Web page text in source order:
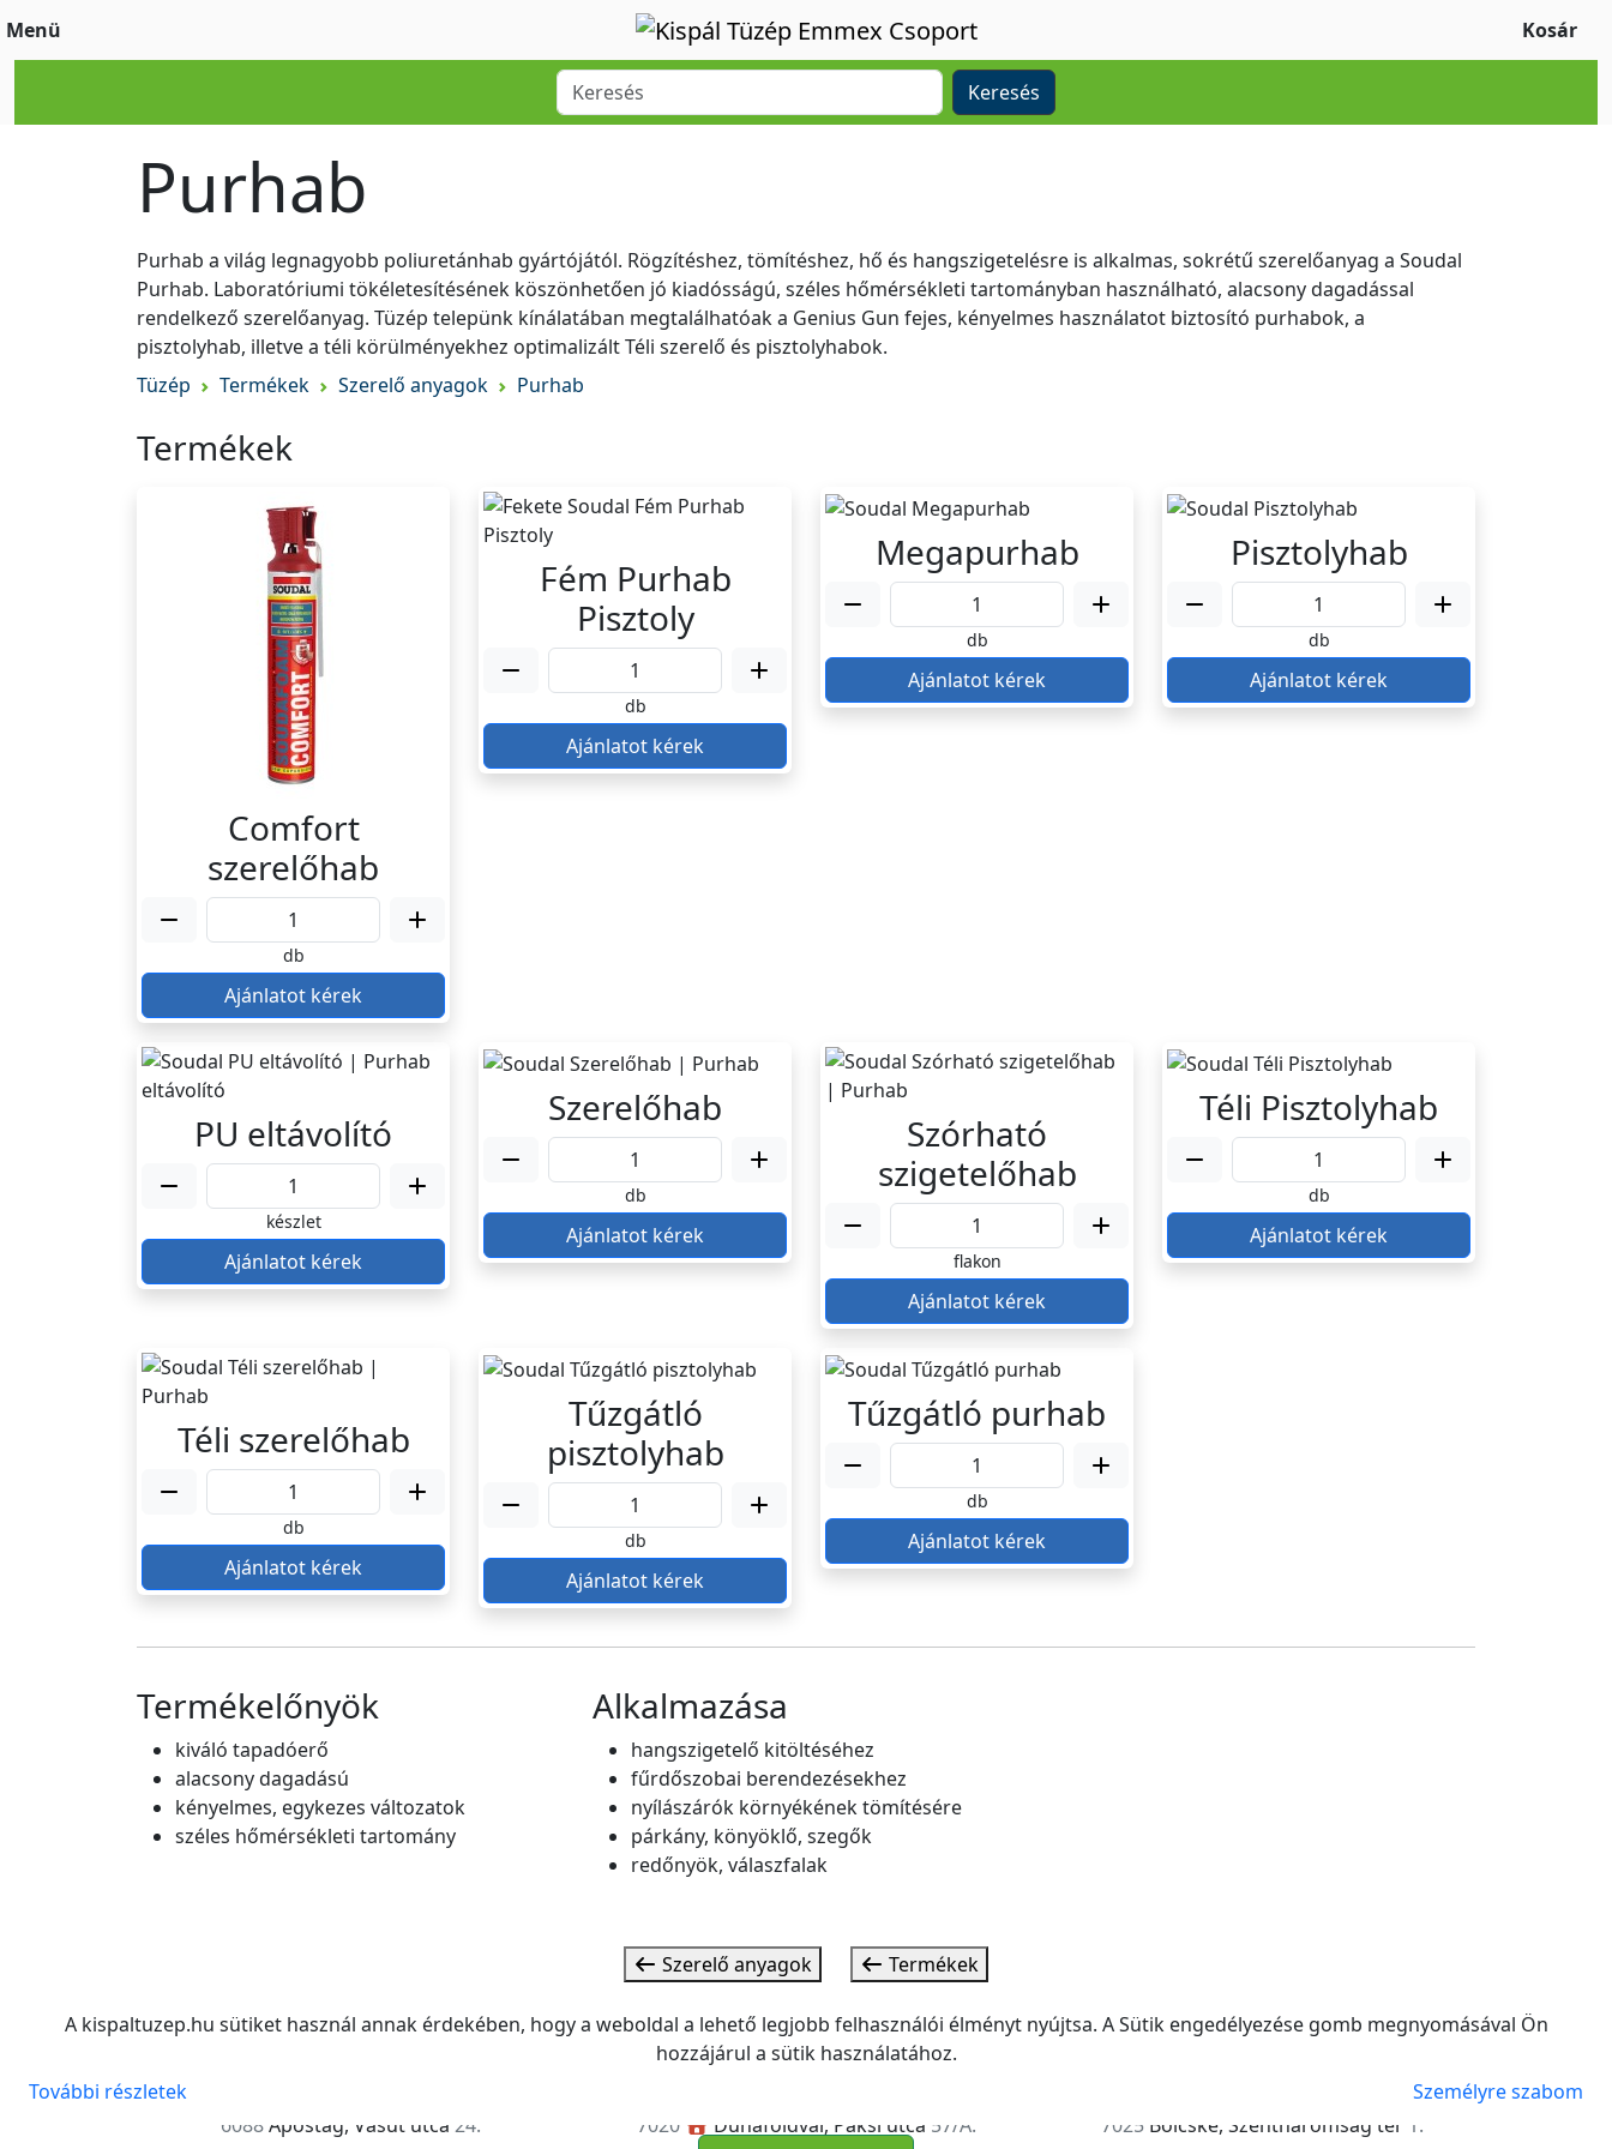
Menü Kosár
Keresés
Purhab
Purhab a világ legnagyobb poliuretánhab gyártójától. Rögzítéshez, tömítéshez, hő és hangszigetelésre is alkalmas, sokrétű szerelőanyag a Soudal
Purhab. Laboratóriumi tökéletesítésének köszönhetően jó kiadósságú, széles hőmérsékleti tartományban használható, alacsony dagadással
rendelkező szerelőanyag. Tüzép telepünk kínálatában megtalálhatóak a Genius Gun fejes, kényelmes használatot biztosító purhabok, a
pisztolyhab, illetve a téli körülményekhez optimalizált Téli szerelő és pisztolyhabok.
Tüzép
Termékek Szerelő anyagok Purhab
Termékek
Comfort
szerelőhab
db
Ajánlatot kérek
Fém Purhab
Pisztoly
db
Ajánlatot kérek
Megapurhab
db
Ajánlatot kérek
Pisztolyhab
db
Ajánlatot kérek
PU eltávolító
készlet
Ajánlatot kérek
Szerelőhab
db
Ajánlatot kérek
Szórható
szigetelőhab
flakon
Ajánlatot kérek
Téli Pisztolyhab
db
Ajánlatot kérek
Téli szerelőhab
db
Ajánlatot kérek
Tűzgátló
pisztolyhab
db
Ajánlatot kérek
Tűzgátló purhab
db
Ajánlatot kérek
Termékelőnyök
kiváló tapadóerő
alacsony dagadású
kényelmes, egykezes változatok
széles hőmérsékleti tartomány
Alkalmazása
hangszigetelő kitöltéséhez
fűrdőszobai berendezésekhez
nyílászárók környékének tömítésére
párkány, könyöklő, szegők
redőnyök, válaszfalak
Szerelő anyagok Termékek
6088Apostag, Vasút utca 24. 7020 Dunaföldvár, Paksi utca 57/A. 7025Bölcske, Szentháromság tér 1.
A kispaltuzep.hu sütiket használ annak érdekében, hogy a weboldal a lehető legjobb felhasználói élményt nyújtsa. A Sütik engedélyezése gomb megnyomásával Ön
hozzájárul a sütik használatához.
További részletek
Személyre szabom